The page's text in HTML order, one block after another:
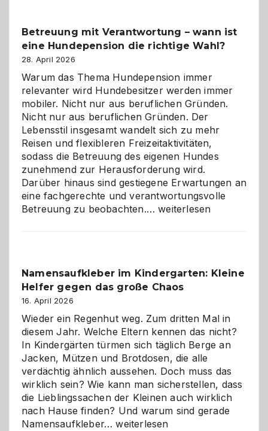
Betreuung mit Verantwortung – wann ist
eine Hundepension die richtige Wahl?
28. April 2026
Warum das Thema Hundepension immer
relevanter wird Hundebesitzer werden immer
mobiler. Nicht nur aus beruflichen Gründen.
Nicht nur aus beruflichen Gründen. Der
Lebensstil insgesamt wandelt sich zu mehr
Reisen und flexibleren Freizeitaktivitäten,
sodass die Betreuung des eigenen Hundes
zunehmend zur Herausforderung wird.
Darüber hinaus sind gestiegene Erwartungen an
eine fachgerechte und verantwortungsvolle
Betreuung zu beobachten.…Betreuung
ist
eine
die
richtige
Wahl?
weiterlesen
Namensaufkleber im Kindergarten: Kleine
Helfer gegen das große Chaos
16. April 2026
Wieder ein Regenhut weg. Zum dritten Mal in
diesem Jahr. Welche Eltern kennen das nicht?
In Kindergärten türmen sich täglich Berge an
Jacken, Mützen und Brotdosen, die alle
verdächtig ähnlich aussehen. Doch muss das
wirklich sein? Wie kann man sicherstellen, dass
die Lieblingssachen der Kleinen auch wirklich
nach Hause finden? Und warum sind gerade
Namensaufkleber…Namensaufkleber
weiterlesen